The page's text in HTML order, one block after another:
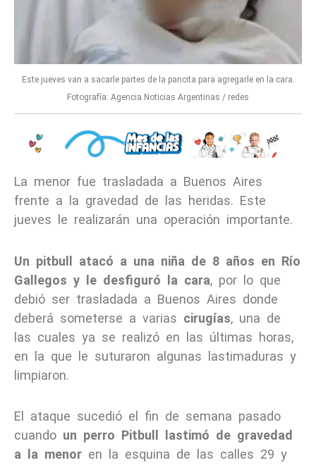
Este jueves van a sacarle partes de la pancita para agregarle en la cara.
Fotografía: Agencia Noticias Argentinas / redes
La menor fue trasladada a Buenos Aires
frente a la gravedad de las heridas. Este
jueves le realizarán una operación importante.
Un pitbull atacó a una niña de 8 años en Río
Gallegos y le desfiguró la cara, por lo que
debió ser trasladada a Buenos Aires donde
deberá someterse a varias cirugías, una de
las cuales ya se realizó en las últimas horas,
en la que le suturaron algunas lastimaduras y
limpiaron.
El ataque sucedió el fin de semana pasado
cuando un perro Pitbull lastimó de gravedad
a la menor en la esquina de las calles 29 y